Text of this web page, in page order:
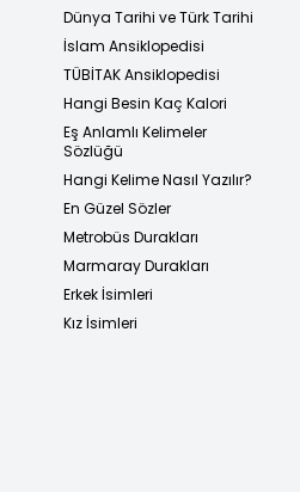
Dünya Tarihi ve Türk Tarihi
İslam Ansiklopedisi
TÜBİTAK Ansiklopedisi
Hangi Besin Kaç Kalori
Eş Anlamlı Kelimeler
Sözlüğü
Hangi Kelime Nasıl Yazılır?
En Güzel Sözler
Metrobüs Durakları
Marmaray Durakları
Erkek İsimleri
Kız İsimleri